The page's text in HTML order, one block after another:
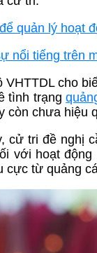
quản lý hoạt
nổi tiếng trên
VHTTDL cho
tình trạng
còn chưa hiệu
cử tri đề nghị
với hoạt
cực từ quảng